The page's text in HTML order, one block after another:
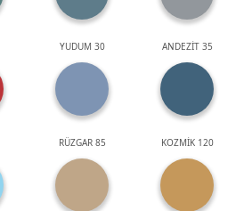
YUDUM 30 ANDEZİT 35
RÜZGAR 85 KOZMİK 120